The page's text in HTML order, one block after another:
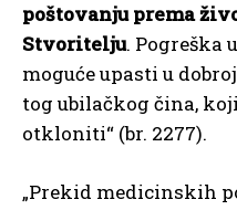
poštovanju prema
Stvoritelju. Pogreška
moguće upasti u
tog ubilačkog čina,
otkloniti“ (br. 2277).
„Prekid medicinskih